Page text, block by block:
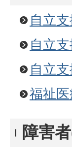
自立
自立
自立
福祉
障害